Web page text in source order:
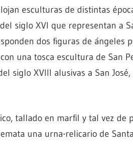
esculturas de distintas
siglo XVI que representan a
dos figuras de ángeles
una tosca escultura de San
siglo XVIII alusivas a San
tallado en marfil y tal vez de
una urna-relicario de